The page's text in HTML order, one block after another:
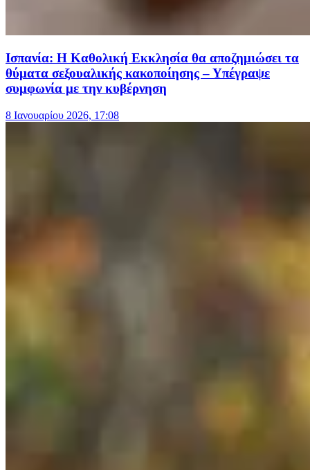
Ισπανία: Η Καθολική Εκκλησία θα αποζημιώσει τα
θύματα σεξουαλικής κακοποίησης – Υπέγραψε
συμφωνία με την κυβέρνηση
8 Ιανουαρίου 2026, 17:08